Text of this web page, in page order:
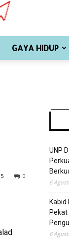
GAYA HIDUP
0
UNP
6
6